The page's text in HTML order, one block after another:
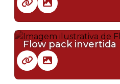
Flow pack invertida